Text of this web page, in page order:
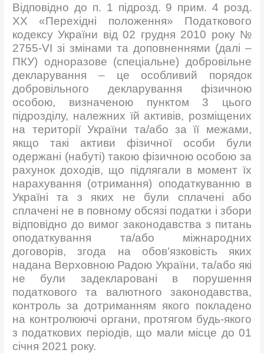
Відповідно до п. 1 підрозд. 9 прим. 4 розд.
XX «Перехідні положення» Податкового
кодексу України від 02 грудня 2010 року №
2755-VI зі змінами та доповненнями (далі –
ПКУ) одноразове (спеціальне) добровільне
декларування – це особливий порядок
добровільного декларування фізичною
особою, визначеною пунктом 3 цього
підрозділу, належних їй активів, розміщених
на території України та/або за її межами,
якщо такі активи фізичної особи були
одержані (набуті) такою фізичною особою за
рахунок доходів, що підлягали в момент їх
нарахування (отримання) оподаткуванню в
Україні та з яких не були сплачені або
сплачені не в повному обсязі податки і збори
відповідно до вимог законодавства з питань
оподаткування та/або міжнародних
договорів, згода на обов’язковість яких
надана Верховною Радою України, та/або які
не були задекларовані в порушення
податкового та валютного законодавства,
контроль за дотриманням якого покладено
на контролюючі органи, протягом будь-якого
з податкових періодів, що мали місце до 01
січня 2021 року.